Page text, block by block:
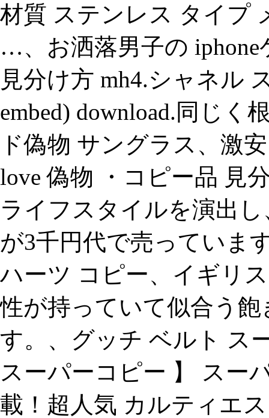
材質 ステンレス タイプ
…、お洒落男子の
見分け方 mh4.シャネル
embed) download.同じ
ド偽物 サングラス、激
love 偽物 ・コピー品 見
ライフスタイルを演出し
が3千円代で売っていま
ハーツ コピー、イギリ
性が持っていて似合う
す。、グッチ ベルト ス
スーパーコピー 】 スー
載！超人気 カルティエ